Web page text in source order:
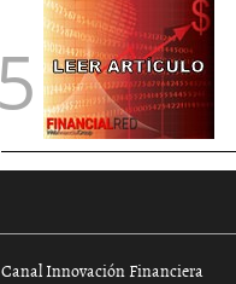
Canal Innovación Financiera